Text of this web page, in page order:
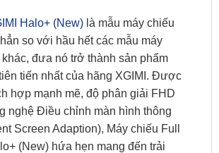
Halo+ (New) là mẫu máy chiếu
so với hầu hết các mẫu máy
đưa nó trở thành sản phẩm
tiến nhất của hãng XGIMI. Được
hợp mạnh mẽ, độ phân giải FHD
nghệ Điều chỉnh màn hình thông
Screen Adaption), Máy chiếu Full
(New) hứa hẹn mang đến trải